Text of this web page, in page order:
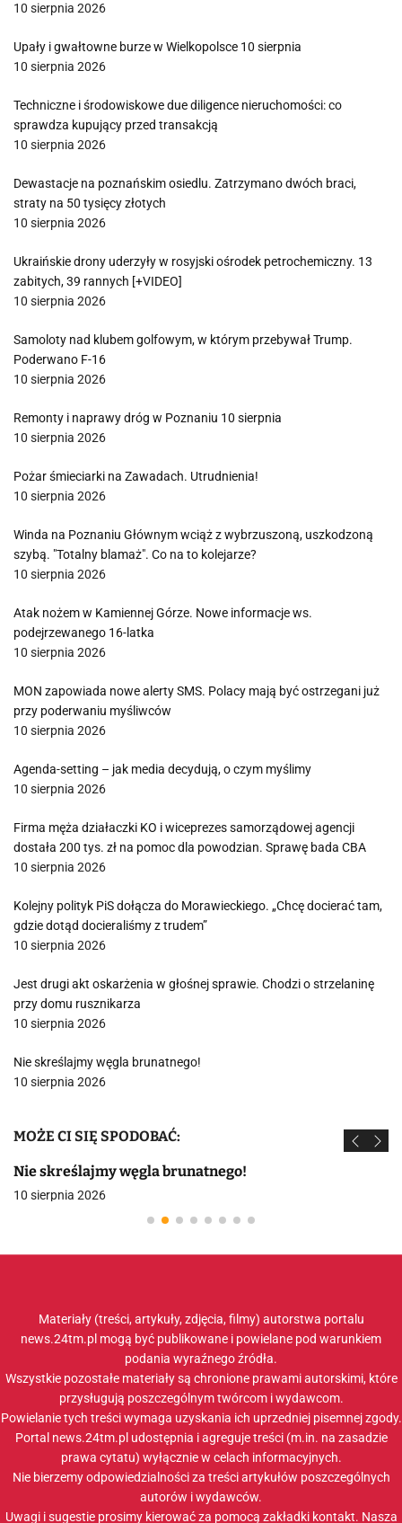
10 sierpnia 2026
Upały i gwałtowne burze w Wielkopolsce 10 sierpnia
10 sierpnia 2026
Techniczne i środowiskowe due diligence nieruchomości: co
sprawdza kupujący przed transakcją
10 sierpnia 2026
Dewastacje na poznańskim osiedlu. Zatrzymano dwóch braci,
straty na 50 tysięcy złotych
10 sierpnia 2026
Ukraińskie drony uderzyły w rosyjski ośrodek petrochemiczny. 13
zabitych, 39 rannych [+VIDEO]
10 sierpnia 2026
Samoloty nad klubem golfowym, w którym przebywał Trump.
Poderwano F-16
10 sierpnia 2026
Remonty i naprawy dróg w Poznaniu 10 sierpnia
10 sierpnia 2026
Pożar śmieciarki na Zawadach. Utrudnienia!
10 sierpnia 2026
Winda na Poznaniu Głównym wciąż z wybrzuszoną, uszkodzoną
szybą. "Totalny blamaż". Co na to kolejarze?
10 sierpnia 2026
Atak nożem w Kamiennej Górze. Nowe informacje ws.
podejrzewanego 16-latka
10 sierpnia 2026
MON zapowiada nowe alerty SMS. Polacy mają być ostrzegani już
przy poderwaniu myśliwców
10 sierpnia 2026
Agenda-setting – jak media decydują, o czym myślimy
10 sierpnia 2026
Firma męża działaczki KO i wiceprezes samorządowej agencji
dostała 200 tys. zł na pomoc dla powodzian. Sprawę bada CBA
10 sierpnia 2026
Kolejny polityk PiS dołącza do Morawieckiego. „Chcę docierać tam,
gdzie dotąd docieraliśmy z trudem”
10 sierpnia 2026
Jest drugi akt oskarżenia w głośnej sprawie. Chodzi o strzelaninę
przy domu rusznikarza
10 sierpnia 2026
Nie skreślajmy węgla brunatnego!
10 sierpnia 2026
MOŻE CI SIĘ SPODOBAĆ:
Nie skreślajmy węgla brunatnego!
10 sierpnia 2026
Materiały (treści, artykuły, zdjęcia, filmy) autorstwa portalu
news.24tm.pl mogą być publikowane i powielane pod warunkiem
podania wyraźnego źródła.
Wszystkie pozostałe materiały są chronione prawami autorskimi, które
przysługują poszczególnym twórcom i wydawcom.
Powielanie tych treści wymaga uzyskania ich uprzedniej pisemnej zgody.
Portal news.24tm.pl udostępnia i agreguje treści (m.in. na zasadzie
prawa cytatu) wyłącznie w celach informacyjnych.
Nie bierzemy odpowiedzialności za treści artykułów poszczególnych
autorów i wydawców.
Uwagi i sugestie prosimy kierować za pomocą zakładki kontakt. Nasza